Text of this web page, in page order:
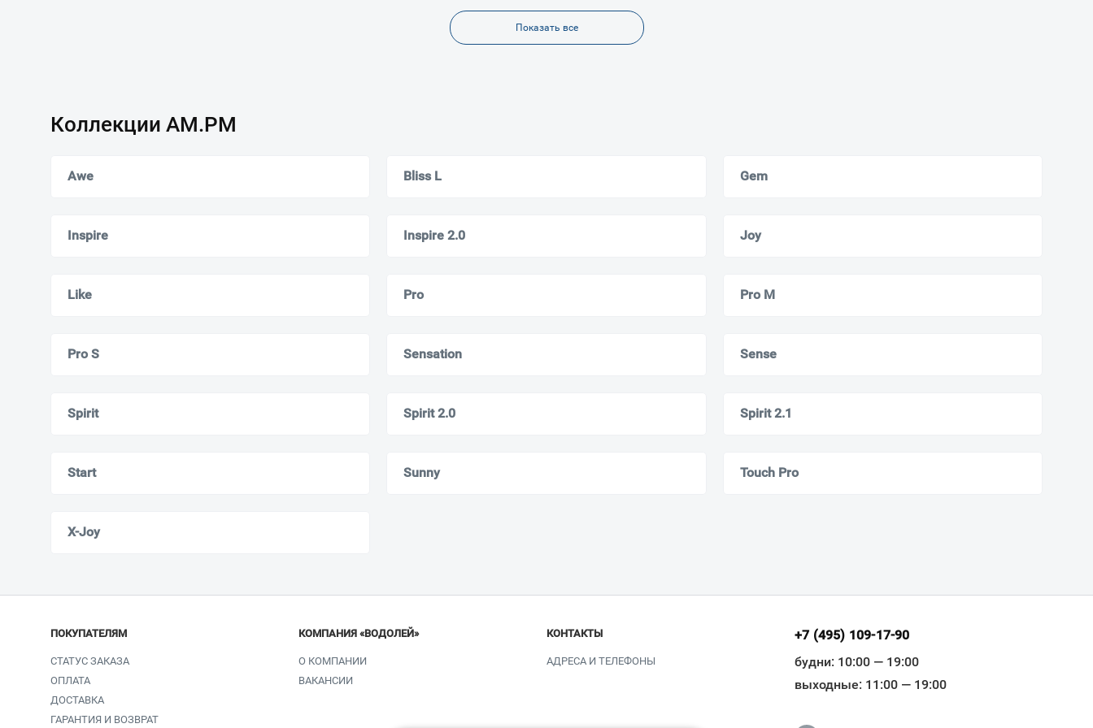
Показать все
Коллекции AM.PM
Awe Bliss L Gem
Inspire Inspire 2.0 Joy
Like Pro Pro M
Pro S Sensation Sense
Spirit Spirit 2.0 Spirit 2.1
Start Sunny Touch Pro
X-Joy
ПОКУПАТЕЛЯМ
СТАТУС ЗАКАЗА
ОПЛАТА
ДОСТАВКА
ГАРАНТИЯ И ВОЗВРАТ
КОМПАНИЯ «ВОДОЛЕЙ»
О КОМПАНИИ
ВАКАНСИИ
КОНТАКТЫ
АДРЕСА И ТЕЛЕФОНЫ
+7 (495) 109-17-90
будни: 10:00 — 19:00
выходные: 11:00 — 19:00